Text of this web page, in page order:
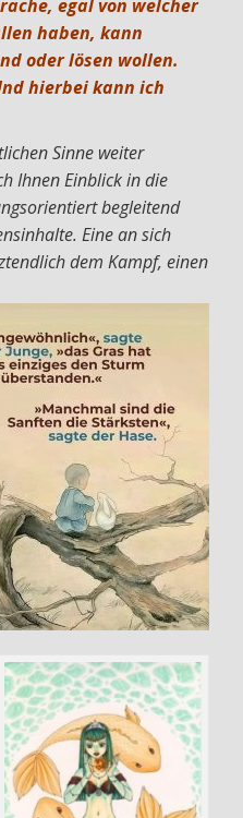
egal von welcher
haben, kann
oder lösen wollen.
hierbei kann ich
Sinne weiter
Ihnen Einblick in die
begleitend
Eine an sich
dem Kampf, einen